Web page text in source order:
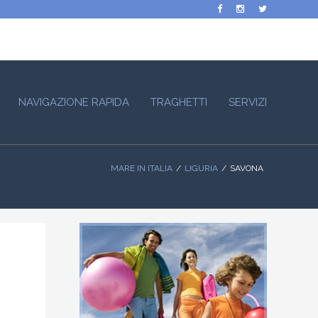
NAVIGAZIONE RAPIDA TRAGHETTI SERVIZI
MARE IN ITALIA LIGURIA SAVONA